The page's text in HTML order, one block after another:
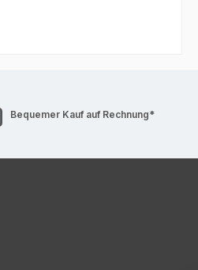
Bequemer Kauf auf Rechnung*